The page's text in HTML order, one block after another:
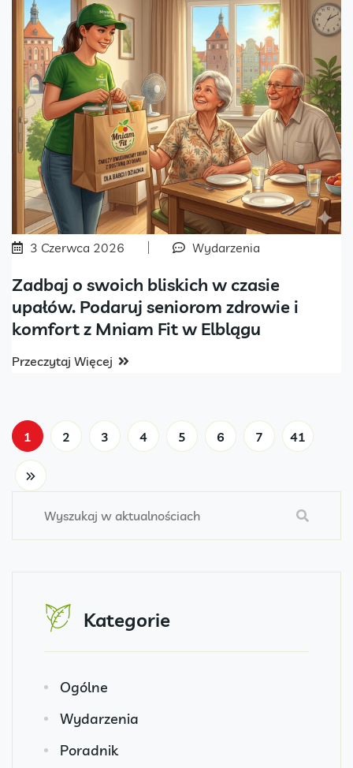
3 Czerwca 2026 Wydarzenia
Zadbaj o swoich bliskich w czasie
upałów. Podaruj seniorom zdrowie i
komfort z Mniam Fit w Elblągu
Przeczytaj Więcej
1 2 3 4 5 6 7 41
Kategorie
Ogólne
Wydarzenia
Poradnik